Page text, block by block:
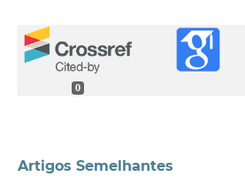
0
Artigos Semelhantes